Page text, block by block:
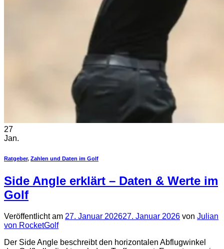
27
Jan.
Ratgeber, Zahlen und Daten im Golf
Side Angle erklärt – Daten & Werte im
Golf
Veröffentlicht am 27. Januar 202627. Januar 2026 von Julian
von RocketGolf
Der Side Angle beschreibt den horizontalen Abflugwinkel